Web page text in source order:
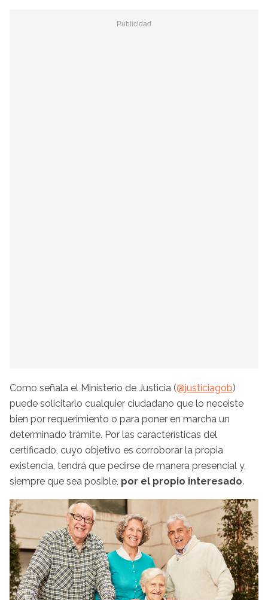
Como señala el Ministerio de Justicia (@justiciagob)
puede solicitarlo cualquier ciudadano que lo neceiste
bien por requerimiento o para poner en marcha un
determinado trámite. Por las características del
certificado, cuyo objetivo es corroborar la propia
existencia, tendrá que pedirse de manera presencial y,
siempre que sea posible, por el propio interesado.